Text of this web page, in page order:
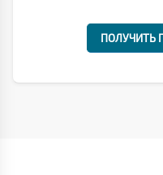
ПОЛУЧИТЬ